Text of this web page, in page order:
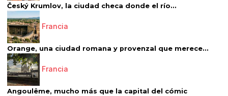
Český Krumlov, la ciudad checa donde el río...
Francia
Orange, una ciudad romana y provenzal que merece...
Francia
Angoulême, mucho más que la capital del cómic